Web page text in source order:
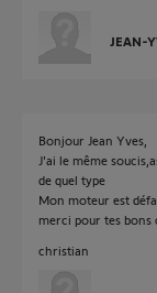
JEAN-
Bonjour Jean Yves,
J'ai le même
de quel type
Mon moteur est
merci pour tes bons
christian